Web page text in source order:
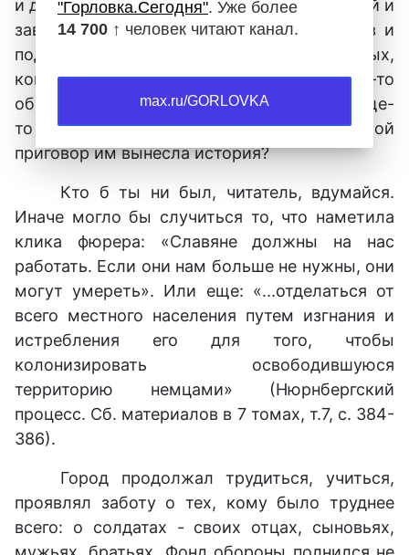
и дальнего незнакомого труженика, пахарей и
заводчан, мужчин и женщин, пенсионеров и
подростков, грузчиков и ученых,
конструкторов и поэтов... ВСЕХ! Кто-то
обоснованно переспросит: всех ли? Вообще-
то были и другие. Но сколько? И какой
приговор им вынесла история?
Кто б ты ни был, читатель, вдумайся.
Иначе могло бы случиться то, что наметила
клика фюрера: «Славяне должны на нас
работать. Если они нам больше не нужны, они
могут умереть». Или еще: «...отделаться от
всего местного населения путем изгнания и
истребления его для того, чтобы
колонизировать освободившуюся
территорию немцами» (Нюрнбергский
процесс. Сб. материалов в 7 томах, т.7, с. 384-
386).
Город продолжал трудиться, учиться,
проявлял заботу о тех, кому было труднее
всего: о солдатах - своих отцах, сыновьях,
"Горловка.Сегодня". Уже более
14 700 ↑ человек читают канал.
max.ru/GORLOVKA